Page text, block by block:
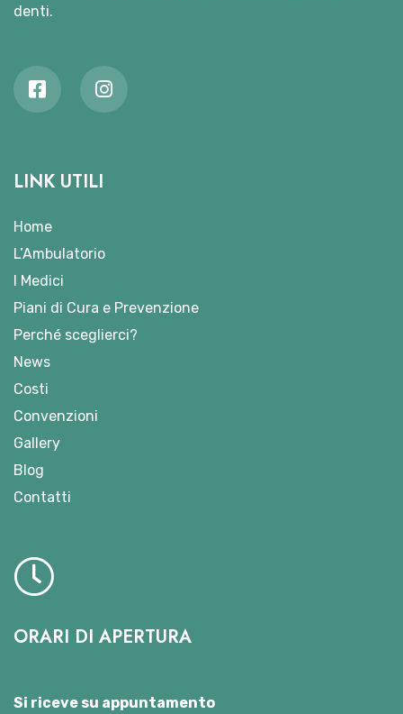
denti.
LINK UTILI
Home
L’Ambulatorio
I Medici
Piani di Cura e Prevenzione
Perché sceglierci?
News
Costi
Convenzioni
Gallery
Blog
Contatti
ORARI DI APERTURA
Si riceve su appuntamento